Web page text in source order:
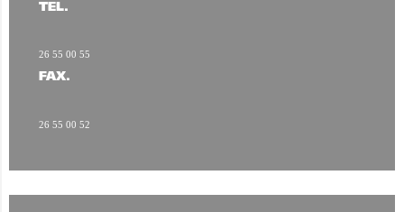
TÉL.
26 55 00 55
FAX.
26 55 00 52